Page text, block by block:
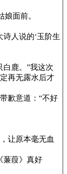
面前。
人说的‘玉阶生
鹿。”我这次
再无露水后才
歉意道：“不好
让原本毫无血
蒹葭》真好